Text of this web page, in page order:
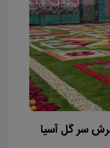
سر گل آسیا